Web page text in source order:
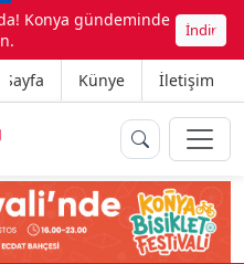
Konya gündeminde
İndir
Sayfa Künye İletişim